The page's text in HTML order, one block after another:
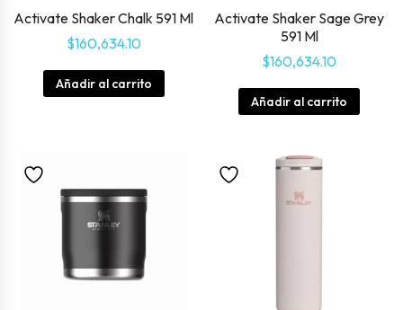
Activate Shaker Chalk 591 Ml
$160,634.10
Añadir al carrito
Activate Shaker Sage Grey
591 Ml
$160,634.10
Añadir al carrito